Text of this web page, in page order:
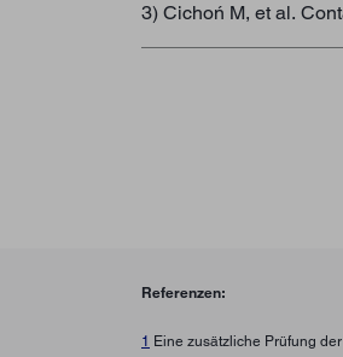
3) Cichoń M, et al.
Referenzen:
1 Eine zusätzliche Prüfung